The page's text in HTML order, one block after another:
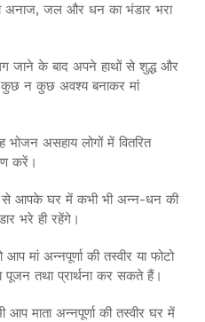
अनाज, जल और धन का भंडार भरा
जाने के बाद अपने हाथों से शुद्ध और
कुछ न कुछ अवश्य बनाकर मां
असहाय लोगों में वितरित
करें।
से आपके घर में कभी भी अन्न-धन की
भरे ही रहेंगे।
मां अन्नपूर्णा की तस्वीर या फोटो
तथा प्रार्थना कर सकते हैं।
माता अन्नपूर्णा की तस्वीर घर में